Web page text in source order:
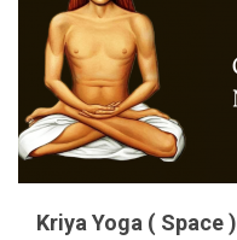
Kriya Yoga ( Space )